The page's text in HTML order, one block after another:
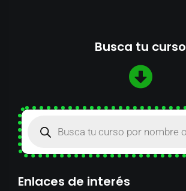
Busca tu curso
Enlaces de interés